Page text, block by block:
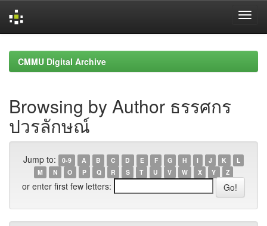
navigationCMMU Digital Archive
Browsing by Author ธรรศกร
ปวรลักษณ์
Jump to: 0-9 A B C D E F G H I J K
L
M
N O P Q R S T U V W X Y Z
or enter first few letters: